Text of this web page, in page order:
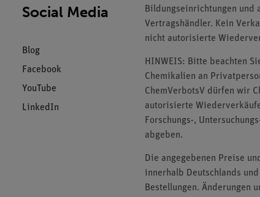
Social Media
Blog
Facebook
YouTube
LinkedIn
Bildungseinrichtungen und
Vertragshändler. Kein
nicht autorisierte
HINWEIS: Bitte beachten
Chemikalien an
ChemVerbotsV dürfen wir
autorisierte
Forschungs-,
abgeben.
Die angegebenen Preise
innerhalb Deutschlands
Bestellungen. Änderungen